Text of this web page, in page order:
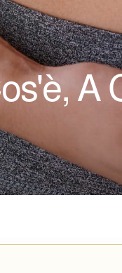
A